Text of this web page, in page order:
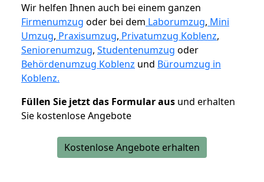
Wir helfen Ihnen auch bei einem ganzen
Firmenumzug oder bei dem Laborumzug, Mini
Umzug, Praxisumzug, Privatumzug Koblenz,
Seniorenumzug, Studentenumzug oder
Behördenumzug Koblenz und Büroumzug in
Koblenz.
Füllen Sie jetzt das Formular aus und erhalten
Sie kostenlose Angebote
Kostenlose Angebote erhalten